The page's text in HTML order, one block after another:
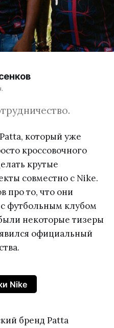
который уже
кроссовочного
крутые
совместно с Nike.
про то, что они
футбольным клубом
некоторые тизеры
официальный
Nike
бренд Patta